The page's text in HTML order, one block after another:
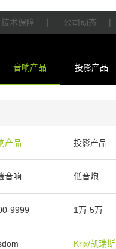
技术保障 | 公司动态 |
音响产品 投影产品
产品 投影产品
音响 低音炮
9999 1万-5万
Krix/凯瑞斯